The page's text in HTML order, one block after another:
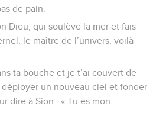
de pain.
Dieu, qui soulève la mer et fais
le maître de l’univers, voilà
ta bouche et je t’ai couvert de
un nouveau ciel et fonder
dire à Sion : « Tu es mon